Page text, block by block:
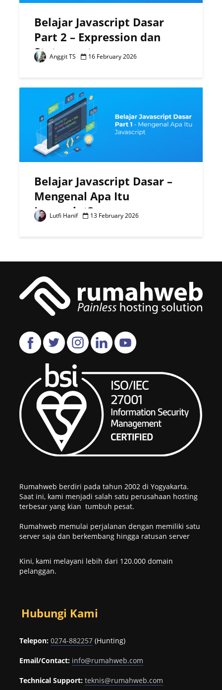
Belajar Javascript Dasar
Part 2 – Expression dan
Statement
Anggit TS 16 February 2026
Belajar Javascript Dasar –
Mengenal Apa Itu
Javascript?
Lutfi Hanif 13 February 2026
Rumahweb berdiri pada tahun 2002 di Yogyakarta.
Saat ini, kami menjadi salah satu perusahaan hosting
terbesar yang kian tumbuh pesat.
Rumahweb memulai perjalanan dengan memiliki satu
server saja dan berkembang hingga ratusan server
Kini, kami melayani lebih dari 120.000 domain
pelanggan.
Hubungi Kami
Telepon: 0274-882257 (Hunting)
Email/Contact: info@rumahweb.com
Technical Support: teknis@rumahweb.com